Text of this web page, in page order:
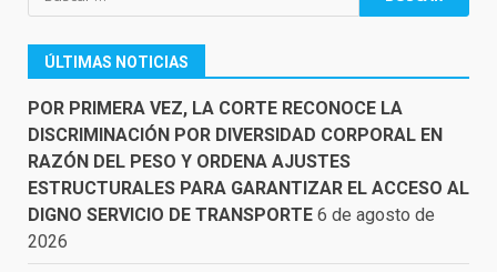
ÚLTIMAS NOTICIAS
POR PRIMERA VEZ, LA CORTE RECONOCE LA
DISCRIMINACIÓN POR DIVERSIDAD CORPORAL EN
RAZÓN DEL PESO Y ORDENA AJUSTES
ESTRUCTURALES PARA GARANTIZAR EL ACCESO AL
DIGNO SERVICIO DE TRANSPORTE 6 de agosto de
2026